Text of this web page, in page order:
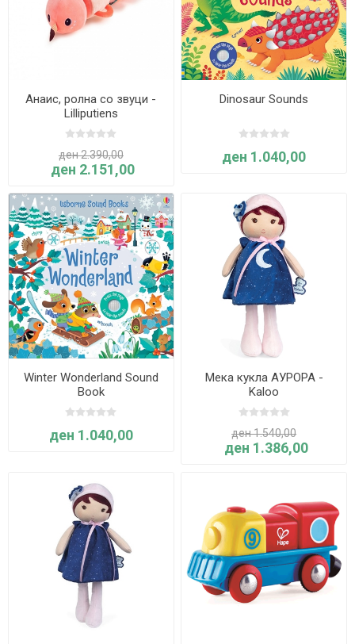
Анаис, ролна со звуци -
Lilliputiens
ден 2.390,00
ден 2.151,00
Dinosaur Sounds
ден 1.040,00
Winter Wonderland Sound
Book
ден 1.040,00
Мека кукла АУРОРА -
Kaloo
ден 1.540,00
ден 1.386,00